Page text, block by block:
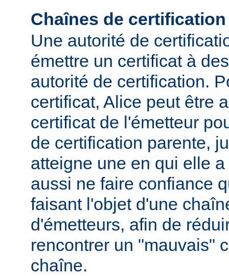
Chaînes de certification
Une autorité de
émettre un certificat à
autorité de certification.
certificat, Alice peut être
certificat de l'émetteur
de certification parente,
atteigne une en qui elle
aussi ne faire confiance
faisant l'objet d'une
d'émetteurs, afin de
rencontrer un "mauvais"
chaîne.